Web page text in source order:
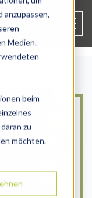
anzupassen,
Medien.
beim
zu
möchten.